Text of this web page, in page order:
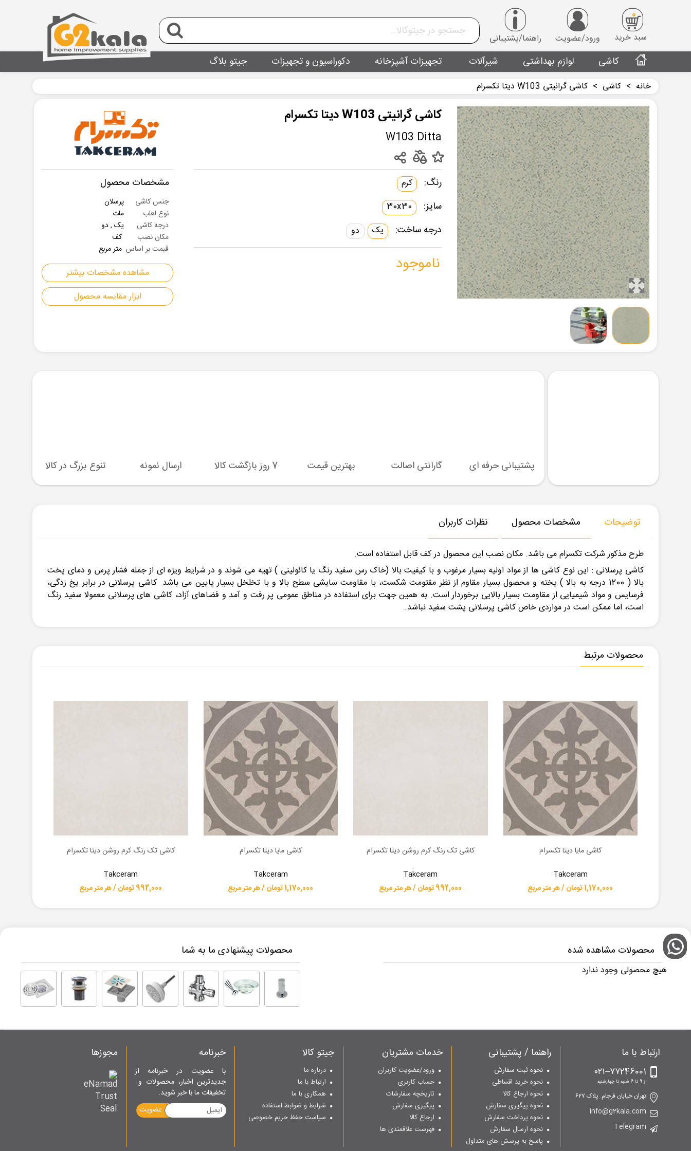
0
سبد خرید
ورود/عضویت راهنما/پشتیبانی
کاشی لوازم بهداشتی شیرآلات تجهیزات آشپزخانه دکوراسیون و تجهیزات جیتو بلاگ
خانه > کاشی > کاشی گرانیتی W103 دیتا تکسرام
کاشی گرانیتی W103 دیتا تکسرام
W103 Ditta
مشخصات محصول
جنس کاشی
پرسلان
نوع لعاب
مات
درجه کاشی
یک , دو
مکان نصب
کف
قیمت بر اساس متر مربع
مشاهده مشخصات بیشتر
ابزار مقایسه محصول
رنگ: کرم
سایز: 30x30
درجه ساخت: یک دو
ناموجود
پشتیبانی حرفه ای گارانتی اصالت بهترین قیمت 7 روز بازگشت کالا ارسال نمونه تنوع بزرگ در کالا
توضیحات مشخصات محصول نظرات کاربران
طرح مذکور شرکت تکسرام می باشد. مکان نصب این محصول در کف قابل استفاده است.
کاشی پرسلانی : این نوع کاشی ها از مواد اولیه بسیار مرغوب و با کیفیت بالا (خاک رس سفید رنگ یا کائولینی ) تهیه می شوند و در شرایط ویژه ای از جمله فشار پرس و دمای پخت
بالا ( 1200 درجه به بالا ) پخته و محصول بسیار مقاوم از نظر مقتومت شکست، با مقاومت سایشی سطح بالا و با تخلخل بسیار پایین می باشد. کاشی پرسلانی در برابر یخ زدگی،
فرسایس و مواد شیمیایی از مقاومت بسیار بالایی برخوردار است. به همین جهت برای استفاده در مناطق عمومی پر رفت و آمد و فضاهای آزاد، کاشی های پرسلانی معمولا سفید رنگ
است، اما ممکن است در مواردی خاص کاشی پرسلانی پشت سفید نباشد.
محصولات مرتبط
اطلاعات بیشترکاشی مایا دیتا تکسرام
Takceram
1,170,000 تومان / هر متر مربع
اطلاعات بیشتر
کاشی تک رنگ کرم روشن دیتا تکسرام
Takceram
992,000 تومان / هر متر مربع
اطلاعات بیشترکاشی مایا دیتا تکسرام
Takceram
1,170,000 تومان / هر متر مربع
اطلاعات بیشتر
کاشی تک رنگ کرم روشن دیتا تکسرام
Takceram
992,000 تومان / هر متر مربع
محصولات مشاهده شده
هیچ محصولی وجود ندارد
محصولات پیشنهادی ما به شما
ارتباط با ما
۷۷246001–۰۲۱
از 9 تا 6 شنبه تا چهارشنبه
تهران خیابان فرجام. پلاک ۶۲۷
info@g2kala.com
Telegram
راهنما / پشتیبانی
نحوه ثبت سفارش
نحوه خرید اقساطی
نحوه ارجاع کالا
نحوه پیگیری سفارش
نحوه پرداخت سفارش
نحوه ارسال سفارش
پاسخ به پرسش های متداول
خدمات مشتریان
ورود/عضویت کاربران
حساب کاربری
تاریخچه سفارشات
پیگیری سفارش
ارجاع کالا
فهرست علاقمندی ها
جیتو کالا
درباره ما
ارتباط با ما
همکاری با ما
شرایط و ضوابط استفاده
سیاست حفظ حریم خصوصی
خبرنامه
با عضویت در خبرنامه از
جدیدترین اخبار، محصولات و
تخفیفات ما با خبر شوید.
عضویت
مجوزها